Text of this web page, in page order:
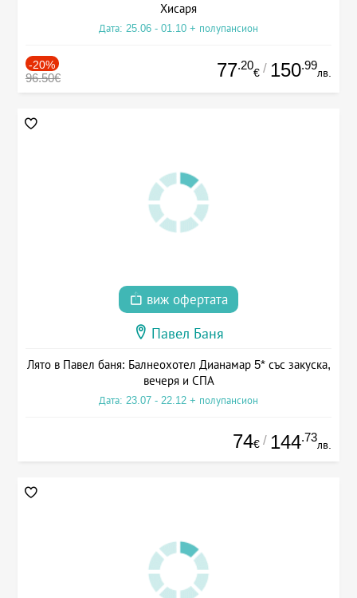
Хисаря
Дата: 25.06 - 01.10 + полупансион
-20%
96.50€ 77.20
€ / 150.99
лв.
виж офертата
Павел Баня
Лято в Павел баня: Балнеохотел Дианамар 5* със закуска,
вечеря и СПА
Дата: 23.07 - 22.12 + полупансион
74€ / 144.73
лв.